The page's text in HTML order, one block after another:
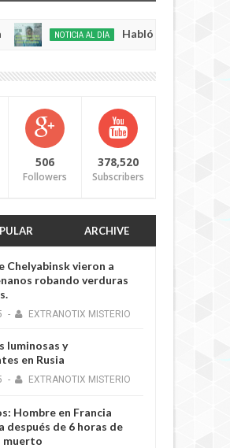
NOTICIA AL DÍA Habló con Dios: Hombre en
506
Followers
378,520
Subscribers
ARCHIVE
Chelyabinsk vieron a
robando verduras
- EXTRANOTIX MISTERIO
luminosas y
en Rusia
- EXTRANOTIX MISTERIO
Hombre en Francia
después de 6 horas de
muerto